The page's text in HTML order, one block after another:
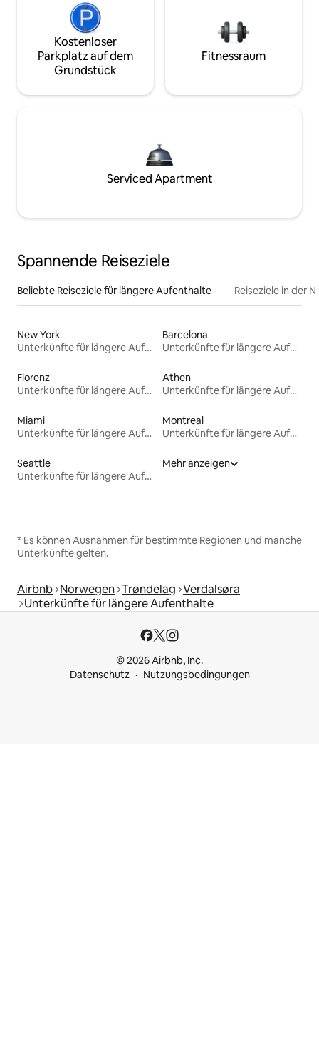
Kostenloser
Parkplatz auf dem
Grundstück
Fitnessraum
Serviced Apartment
Spannende Reiseziele
Beliebte Reiseziele für längere Aufenthalte Reiseziele in der
New York
Unterkünfte für längere Aufenthalte
Barcelona
Unterkünfte für längere Aufenthalte
Florenz
Unterkünfte für längere Aufenthalte
Athen
Unterkünfte für längere Aufenthalte
Miami
Unterkünfte für längere Aufenthalte
Montreal
Unterkünfte für längere Aufenthalte
Seattle
Unterkünfte für längere Aufenthalte
Mehr anzeigen
* Es können Ausnahmen für bestimmte Regionen und manche
Unterkünfte gelten.
Airbnb Norwegen Trøndelag Verdalsøra
Unterkünfte für längere Aufenthalte
© 2026 Airbnb, Inc.
Datenschutz
Nutzungsbedingungen